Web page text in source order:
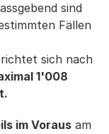
sind
Fällen
sich nach
1'008
im Voraus am